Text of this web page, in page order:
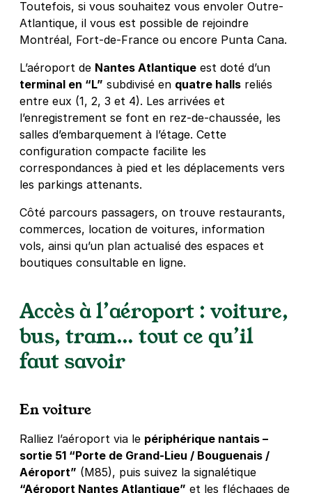
Toutefois, si vous souhaitez vous envoler Outre-
Atlantique, il vous est possible de rejoindre
Montréal, Fort-de-France ou encore Punta Cana.
L’aéroport de Nantes Atlantique est doté d’un
terminal en “L” subdivisé en quatre halls reliés
entre eux (1, 2, 3 et 4). Les arrivées et
l’enregistrement se font en rez-de-chaussée, les
salles d’embarquement à l’étage. Cette
configuration compacte facilite les
correspondances à pied et les déplacements vers
les parkings attenants.
Côté parcours passagers, on trouve restaurants,
commerces, location de voitures, information
vols, ainsi qu’un plan actualisé des espaces et
boutiques consultable en ligne.
Accès à l’aéroport : voiture,
bus, tram… tout ce qu’il
faut savoir
En voiture
Ralliez l’aéroport via le périphérique nantais –
sortie 51 “Porte de Grand-Lieu / Bouguenais /
Aéroport” (M85), puis suivez la signalétique
“Aéroport Nantes Atlantique” et les fléchages de